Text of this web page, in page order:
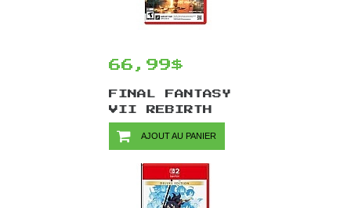
66,99$
FINAL FANTASY
VII REBIRTH
KEY)/SWITCH2
AJOUT AU PANIER